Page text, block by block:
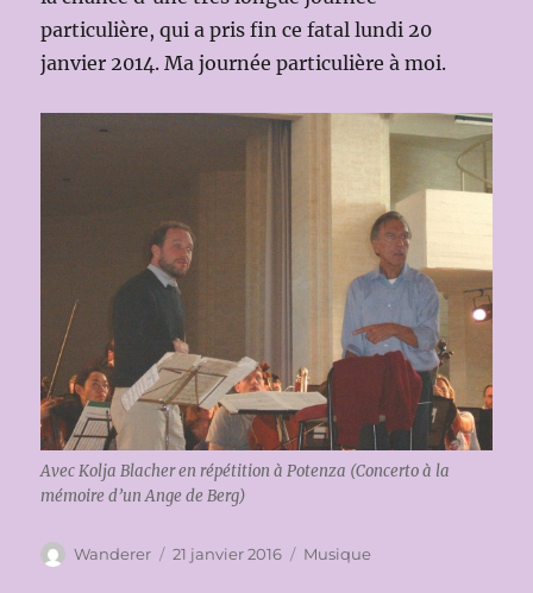
particulière, qui a pris fin ce fatal lundi 20
janvier 2014. Ma journée particulière à moi.
Avec Kolja Blacher en répétition à Potenza (Concerto à la
mémoire d’un Ange de Berg)
Auteur
Wanderer
Publié
21 janvier 2016 Catégories
Musique